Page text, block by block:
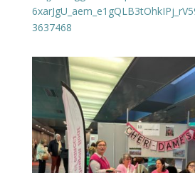
3637468